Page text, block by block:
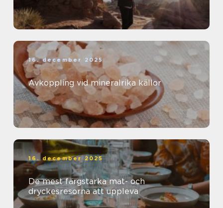
16. december 2025
Avkoppling vid mineralrika källor
16. december 2025
De mest färgstarka mat- och
dryckesresorna att uppleva